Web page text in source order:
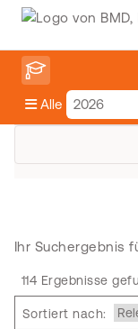
Alle
Ihr Suchergebnis
114 Ergebnisse
Sortiert nach: